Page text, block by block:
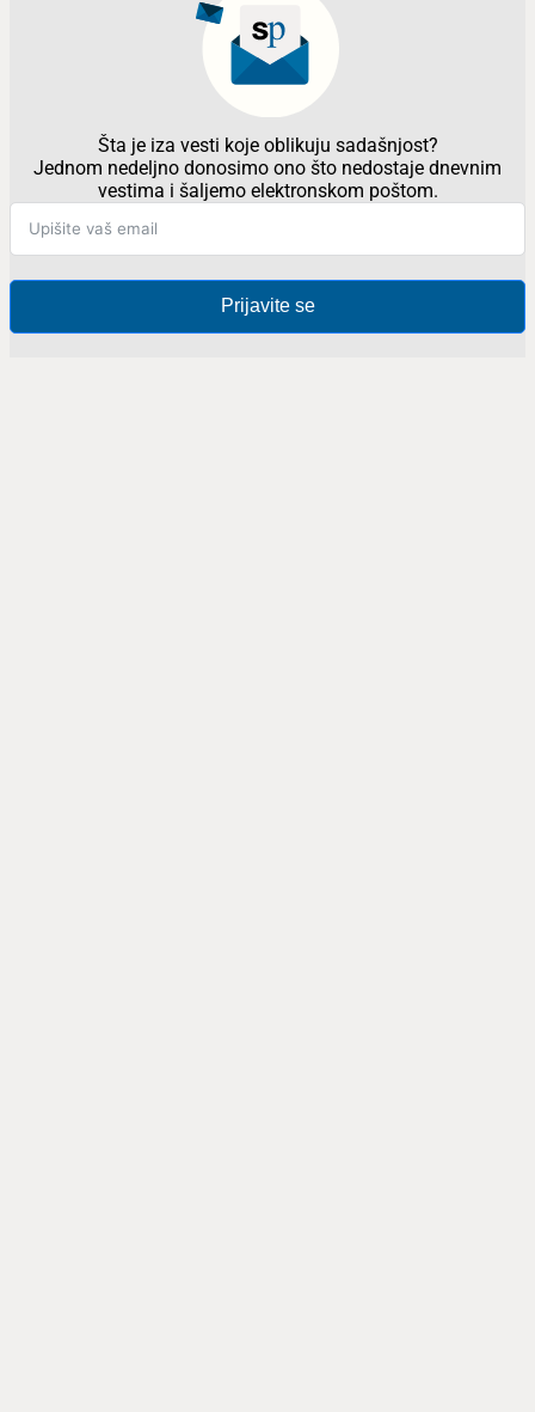
Šta je iza vesti koje oblikuju sadašnjost?
Jednom nedeljno donosimo ono što nedostaje dnevnim
vestima i šaljemo elektronskom poštom.
Prijavite se